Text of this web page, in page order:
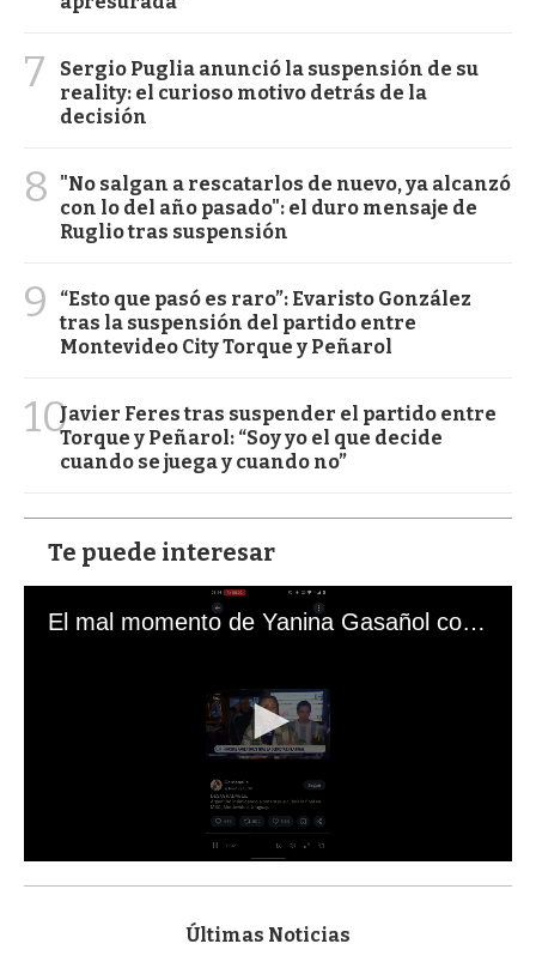
7
Sergio Puglia anunció la suspensión de su
reality: el curioso motivo detrás de la
decisión
8
"No salgan a rescatarlos de nuevo, ya alcanzó
con lo del año pasado": el duro mensaje de
Ruglio tras suspensión
9
“Esto que pasó es raro”: Evaristo González
tras la suspensión del partido entre
Montevideo City Torque y Peñarol
10Javier Feres tras suspender el partido entre
Torque y Peñarol: “Soy yo el que decide
cuando se juega y cuando no”
Te puede interesar
El mal momento de Yanina Gasañol con un hincha argentino en "Subrayado"
s
Últimas Noticias